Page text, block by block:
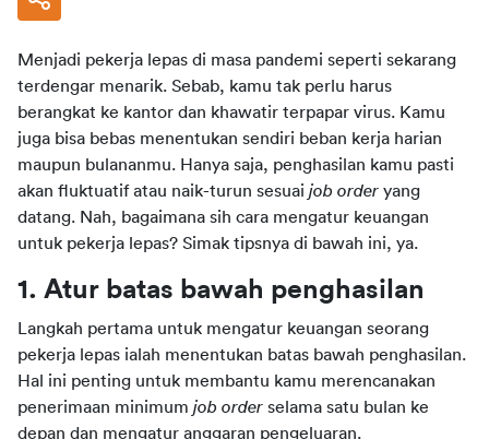
Menjadi pekerja lepas di masa pandemi seperti sekarang
terdengar menarik. Sebab, kamu tak perlu harus
berangkat ke kantor dan khawatir terpapar virus. Kamu
juga bisa bebas menentukan sendiri beban kerja harian
maupun bulananmu. Hanya saja, penghasilan kamu pasti
akan fluktuatif atau naik-turun sesuai job order yang
datang. Nah, bagaimana sih cara mengatur keuangan
untuk pekerja lepas? Simak tipsnya di bawah ini, ya.
1. Atur batas bawah penghasilan
Langkah pertama untuk mengatur keuangan seorang
pekerja lepas ialah menentukan batas bawah penghasilan.
Hal ini penting untuk membantu kamu merencanakan
penerimaan minimum job order selama satu bulan ke
depan dan mengatur anggaran pengeluaran.